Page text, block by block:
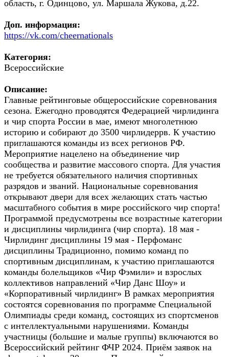
область, г. Одинцово, ул. Маршала Жукова, д.22.
Доп. информация:
https://vk.com/cheernationals
Категория:
Всероссийские
Описание:
Главные рейтинговые общероссийские соревнования
сезона. Ежегодно проводятся Федерацией чирлидинга
и чир спорта России в мае, имеют многолетнюю
историю и собирают до 3500 чирлидеррв. К участию
приглашаются команды из всех регионов РФ.
Мероприятие нацелено на объединение чир
сообщества и развитие массового спорта. Для участия
не требуется обязательного наличия спортивных
разрядов и званий. Национальные соревнования
открывают двери для всех желающих стать частью
масштабного события в мире российского чир спорта!
Программой предусмотрены все возрастные категории
и дисциплины чирлидинга (чир спорта). 18 мая -
Чирлидинг дисциплины 19 мая - Перфоманс
дисциплины Традиционно, помимо команд по
спортивным дисциплинам, к участию приглашаются
команды болельщиков «Чир Фэмили» и взрослых
коллективов направлений «Чир Данс Шоу» и
«Корпоративный чирлидинг» В рамках мероприятия
состоятся соревнования по программе Специальной
Олимпиады среди команд, состоящих из спортсменов
с интеллектуальными нарушениями. Команды
участницы (большие и малые группы) включаются во
Всероссийский рейтинг ФЧР 2024. Приём заявок на